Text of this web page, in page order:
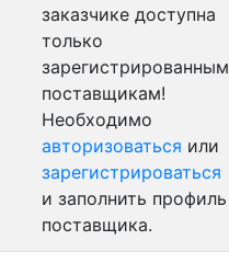
заказчике доступна
только
зарегистрированным
поставщикам!
Необходимо
авторизоваться или
зарегистрироваться
и заполнить профиль
поставщика.